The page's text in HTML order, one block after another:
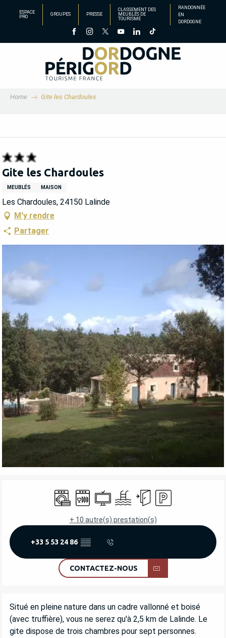
principal
ESPACE
PRO
GROUPES PRESSE
CLASSEMENT DES
MEUBLÉS DE
TOURISME
RANDONNÉE
EN
DORDOGNE
Home Gite les Chardoules
Gite les Chardoules
MEUBLÉS MAISON
Les Chardoules, 24150 Lalinde
M'y rendre
Partager
OUVERTURE ET COORDONNÉES
Lave lingeLave vaisselle
TélévisionPiscineEntrée indépendante
Parking
+ 10 autre(s) prestation(s)
+33 5 53 24 86 ▒▒
CONTACTEZ-NOUS
DESCRIPTION
Situé en pleine nature dans un cadre vallonné et boisé
(avec truffière), vous ne serez qu'à 2,5 km de Lalinde. Le
gite dispose de trois chambres pour sept personnes.